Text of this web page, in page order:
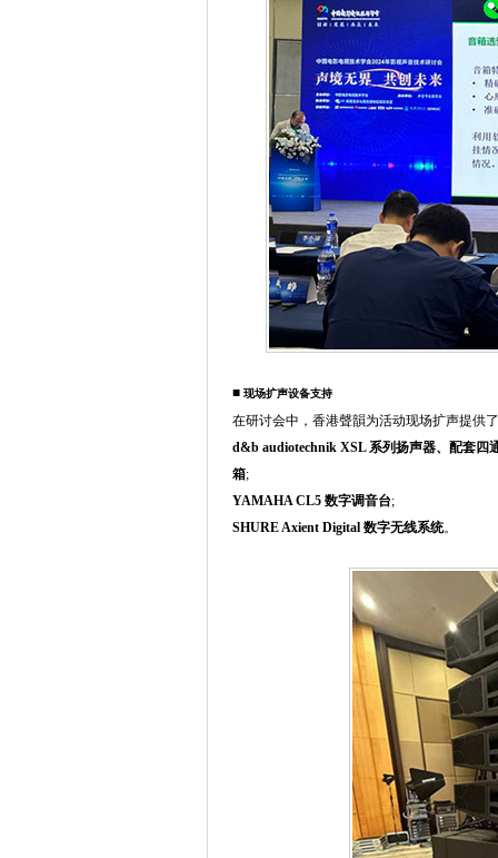
■ 现场扩声设备支持
在研讨会中，香港聲韻为活动现场扩声提供
d&b audiotechnik XSL 系列扬声器、配套四
箱;
YAMAHA CL5 数字调音台;
SHURE Axient Digital 数字无线系统。